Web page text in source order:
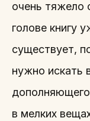
очень тяжело
голове книгу
существует,
нужно искать
в мелких